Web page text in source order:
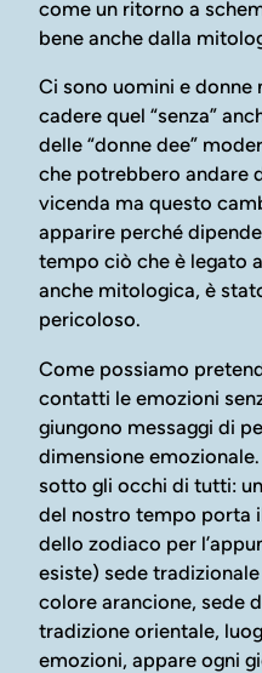
come un ritorno a
bene anche dalla
Ci sono uomini e
cadere quel “senza”
delle “donne dee”
che potrebbero andare
vicenda ma questo
apparire perché
tempo ciò che è legato
anche mitologica, è
pericoloso.
Come possiamo
contatti le emozioni
giungono messaggi di
dimensione
sotto gli occhi di tutti:
del nostro tempo porta
dello zodiaco per
esiste) sede
colore arancione, sede
tradizione orientale,
emozioni, appare ogni